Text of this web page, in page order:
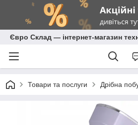
Євро Склад — інтернет-магазин
Товари та послуги Дрібна